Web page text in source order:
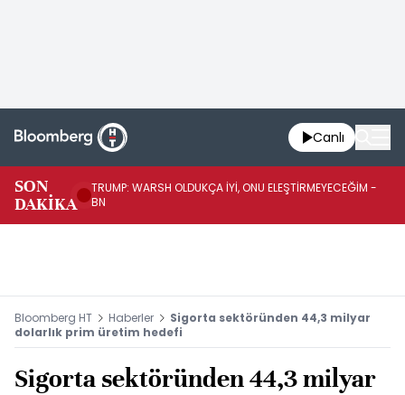
Canlı
SON
DAKİKA
TRUMP: WARSH OLDUKÇA İYİ, ONU ELEŞTİRMEYECEĞİM -
BN
Bloomberg HT Haberler
Sigorta sektöründen 44,3 milyar
dolarlık prim üretim hedefi
Sigorta sektöründen 44,3 milyar